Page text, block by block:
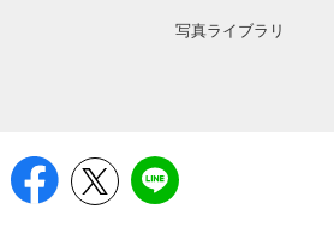
写真ライブラリ